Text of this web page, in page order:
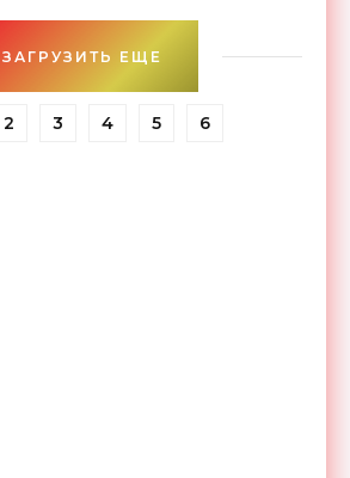
ЗАГРУЗИТЬ ЕЩЕ
2 3 4 5 6